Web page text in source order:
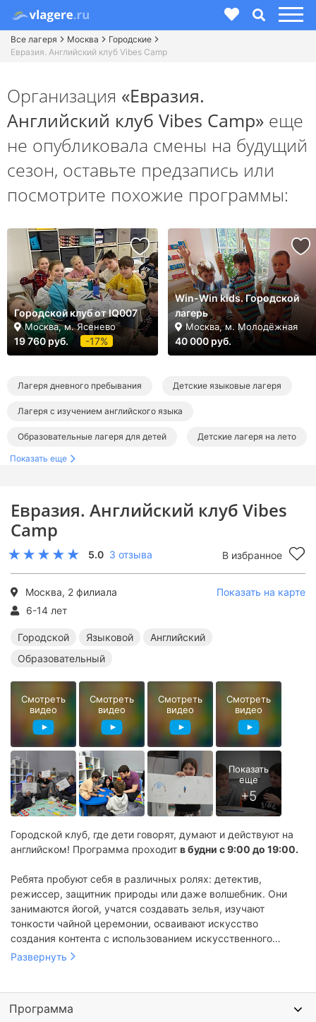
Все лагеря Москва
Городские
Евразия. Английский клуб Vibes Camp
Евразия. Английский клуб Vibes
Camp
5.0 3 отзыва В избранное
Москва, 2 филиала
Показать на карте
6-14 лет
Городской Языковой
Английский
Образовательный
Городской клуб, где дети говорят, думают и действуют на
английском! Программа проходит в будни с 9:00 до 19:00.
Ребята пробуют себя в различных ролях: детектив,
режиссер, защитник природы или даже волшебник. Они
занимаются йогой, учатся создавать зелья, изучают
тонкости чайной церемонии, осваивают искусство
создания контента с использованием искусственного
интеллекта. Это лишь малая часть увлекательных занятий,
технологии создание контента, узнают об альтернативных
Развернуть
Смотреть
видео
Смотреть
видео
Смотреть
видео
Смотреть
видео
Программа
Организация «Евразия.
Английский клуб Vibes Camp» еще
не опубликовала смены на будущий
сезон, оставьте предзапись или
посмотрите похожие программы:
Городской клуб от IQ007
Москва, м. Ясенево
19 760 руб. -17%
Win-Win kids. Городской
лагерь
Москва, м. Молодёжная
40 000 руб.
Лагеря дневного пребывания Детские языковые лагеря
Лагеря с изучением английского языка
Образовательные лагеря для детей Детские лагеря на лето
Лагеря в Москве
Образовательные лагеря в Москве Летние лагеря в Москве
Летние городские лагеря
Летние образовательные лагеря
Показать еще